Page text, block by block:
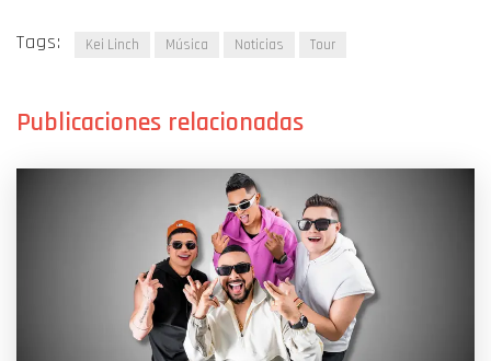
Tags: Kei Linch Música Noticias Tour